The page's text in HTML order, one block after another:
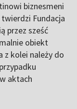
biznesmeni
twierdzi Fundacja
przez sześć
obiekt
z kolei należy do
aktach